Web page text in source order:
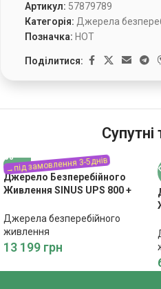
Артикул: 57879789
Категорія: Джерела
Позначка: HOT
Поділитися:
Супутні
Джерело Безперебійного
Живлення SINUS UPS 800 +
Захист для Ваших Пристроїв
Джерела безперебійного
живлення
13 199 грн